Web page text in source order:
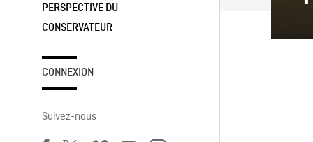
PERSPECTIVE DU
CONSERVATEUR
CONNEXION
Suivez-nous